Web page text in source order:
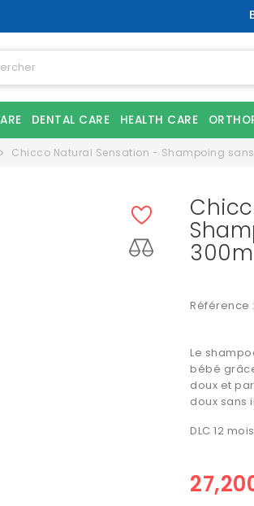
DENTAL CARE HEALTH CARE
Chicco Natural Sensation - Shampoing
Référence :
Le
bébé
doux et
doux sans
DLC 12